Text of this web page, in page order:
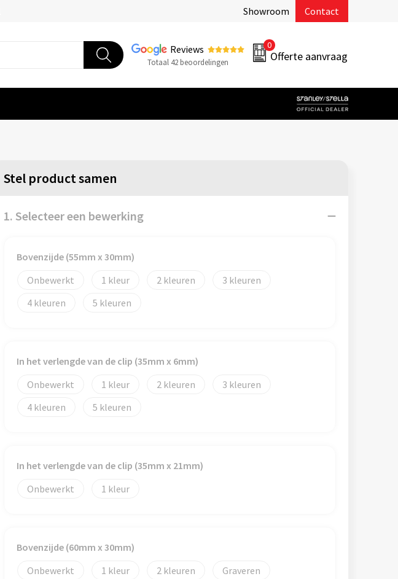
Showroom Contact
Reviews
Totaal 42 beoordelingen
0
Offerte aanvraag
Stel product samen
1. Selecteer een bewerking
Bovenzijde (55mm x 30mm)
Onbewerkt
1 2
3
4
5
In het verlengde van de clip (35mm x 6mm)
Onbewerkt
1 2
3
4
5
In het verlengde van de clip (35mm x 21mm)
Onbewerkt
1
Bovenzijde (60mm x 30mm)
Onbewerkt
1 2 Graveren